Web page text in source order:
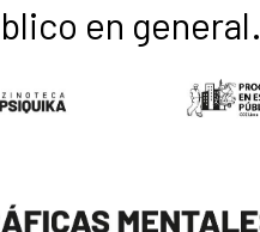
en general.